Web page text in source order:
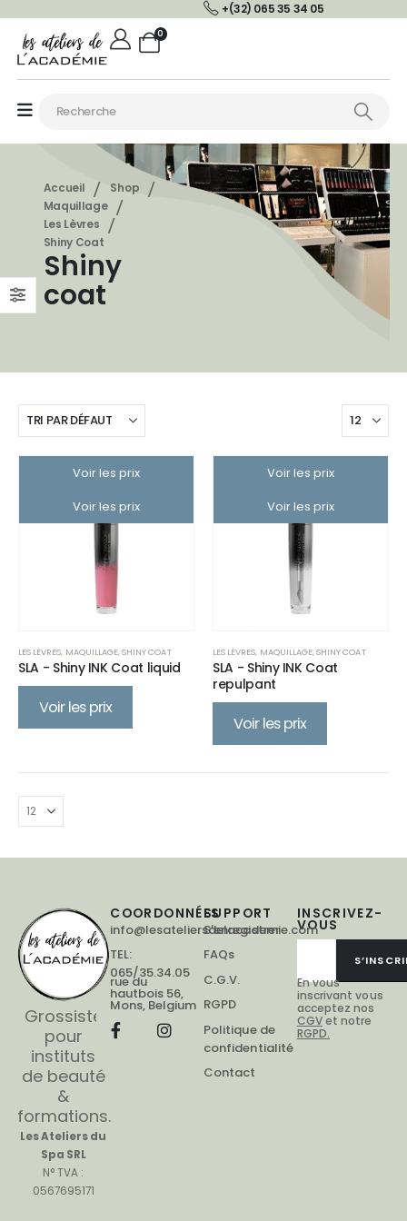
+(32) 065 35 34 05
0
Accueil
Shop
Maquillage
Les Lèvres
Shiny Coat
Shiny
coat
Voir les prix
Voir les prix
LES LÈVRES, MAQUILLAGE,SHINY COAT
SLA - Shiny INK Coat liquid
Voir les prix
Voir les prix
Voir les prix
LES LÈVRES, MAQUILLAGE,SHINY COAT
SLA - Shiny INK Coat
repulpant
Voir les prix
Grossiste
pour
instituts
de beauté
&
formations.
Les Ateliers du
Spa SRL
N° TVA :
0567695171
INSCRIVEZ-
VOUS
En vous
inscrivant vous
acceptez nos
CGVet notre
RGPD.
COORDONNÉES
info@lesateliersdelacademie.com
TEL:
065/35.34.05
rue du
hautbois 56,
Mons, Belgium
SUPPORT
S'enregistrer
FAQs
C.G.V.
RGPD
Politique de
confidentialité
Contact